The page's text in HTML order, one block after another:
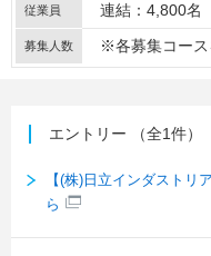
従業員 連結：4,800名
募集人数 ※各募集コース
エントリー （全1件）
【(株)日立インダストリ
ら